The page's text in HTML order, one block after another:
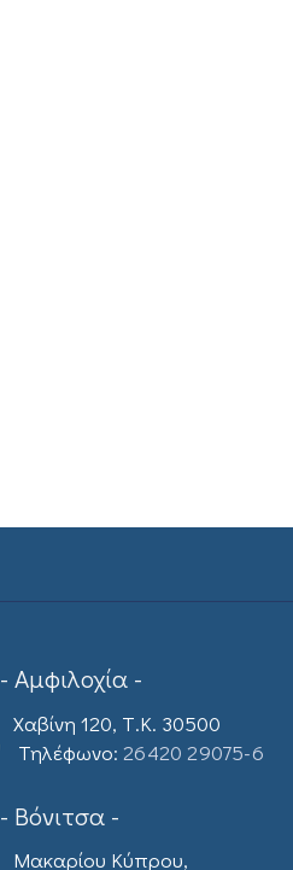
- Αμφιλοχία -
Χαβίνη 120, Τ.Κ. 30500
Τηλέφωνο:26420 29075-6
- Βόνιτσα -
Μακαρίου Κύπρου,